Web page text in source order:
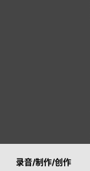
录音/制作/创作